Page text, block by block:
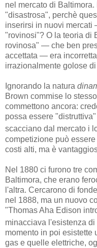
nel mercato di
"disastrosa", perchè
inserirsi in nuovi
"rovinosi"? O la teoria di
rovinosa" — che ben
accettata — era
irrazionalmente golose
Ignorando la natura
Brown commise lo
commettono ancora:
possa essere
scacciano dal mercato i
competizione può
costi alti, ma è
Nel 1880 ci furono tre
Baltimora, che erano
l'altra. Cercarono di
nel 1888, ma un nuovo
"Thomas Aha Edison
minacciava l'esistenza
momento in poi esistette
gas e quelle elettriche,